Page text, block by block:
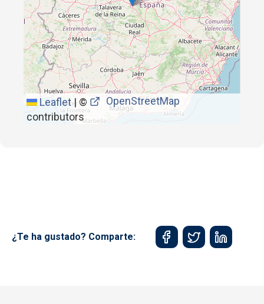
Leaflet|©
OpenStreetMap
contributors
¿Te ha gustado? Comparte: